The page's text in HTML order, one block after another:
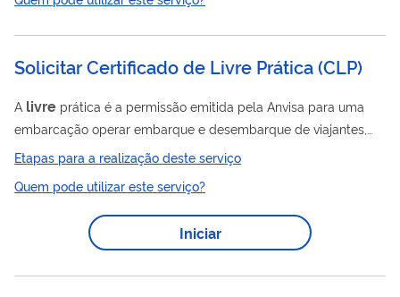
global e representam um desafio para a conservação dos
o controle da espécie javali foi autorizado pelo Ibama em 2013,
Solicitar Certificado de Livre Prática(CLP)
A livre prática é a permissão emitida pela Anvisa para uma
embarcação operar embarque e desembarque de viajantes,
cargas ou suprimentos. O Certificado de
análise das condições operacionais e higiênico-sanitárias da
embarcação e do estado de saúde dos seus viajantes por
meio de análise documental ou inspeção a bordo. O CLP
porto de controle...
Etapas para a realização deste serviço
Quem pode utilizar este serviço?
Iniciar